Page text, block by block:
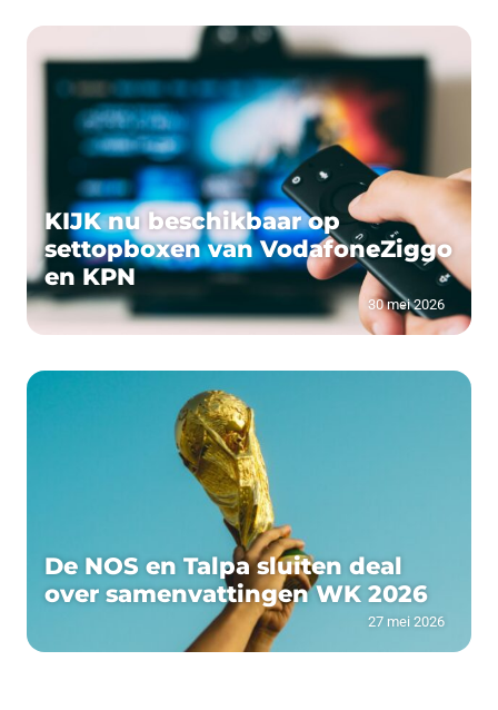
KIJK nu beschikbaar op
settopboxen van VodafoneZiggo
en KPN
30 mei 2026
De NOS en Talpa sluiten deal
over samenvattingen WK 2026
27 mei 2026